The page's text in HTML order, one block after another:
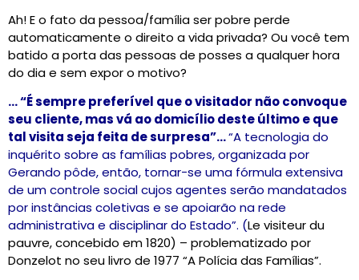
Ah! E o fato da pessoa/família ser pobre perde
automaticamente o direito a vida privada? Ou você tem
batido a porta das pessoas de posses a qualquer hora
do dia e sem expor o motivo?
… “É sempre preferível que o visitador não convoque
seu cliente, mas vá ao domicílio deste último e que
tal visita seja feita de surpresa”…“A tecnologia do
inquérito sobre as famílias pobres, organizada por
Gerando pôde, então, tornar-se uma fórmula extensiva
de um controle social cujos agentes serão mandatados
por instâncias coletivas e se apoiarão na rede
administrativa e disciplinar do Estado”. (Le visiteur du
pauvre, concebido em 1820) – problematizado por
Donzelot no seu livro de 1977 “A Polícia das Famílias”.